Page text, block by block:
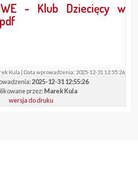
- Klub Dziecięcy w
Kula | Data wprowadzenia: 2025-12-31 12:55:26.
2025-12-31 12:55:26
przez:Marek Kula
wersja do druku